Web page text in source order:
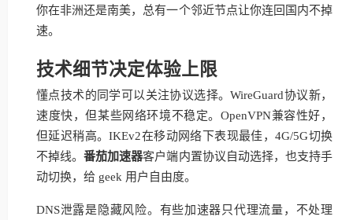
你在非洲还是南美，总有一个邻近节点让你连回国内不掉
速。
技术细节决定体验上限
懂点技术的同学可以关注协议选择。WireGuard协议新，
速度快，但某些网络环境不稳定。OpenVPN兼容性好，
但延迟稍高。IKEv2在移动网络下表现最佳，4G/5G切换
不掉线。番茄加速器客户端内置协议自动选择，也支持手
动切换，给 geek 用户自由度。
DNS泄露是隐藏风险。有些加速器只代理流量，不处理